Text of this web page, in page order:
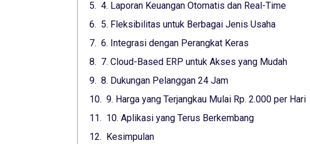
4. Laporan Keuangan Otomatis dan Real-Time
5. Fleksibilitas untuk Berbagai Jenis Usaha
6. Integrasi dengan Perangkat Keras
7. Cloud-Based ERP untuk Akses yang Mudah
8. Dukungan Pelanggan 24 Jam
9. Harga yang Terjangkau Mulai Rp. 2.000 per Hari
10. Aplikasi yang Terus Berkembang
Kesimpulan